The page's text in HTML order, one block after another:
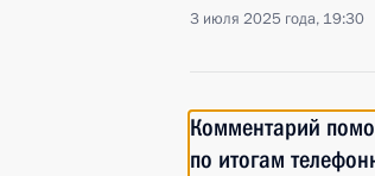
3 июля 2025 года, 19:30
Комментарий
по итогам